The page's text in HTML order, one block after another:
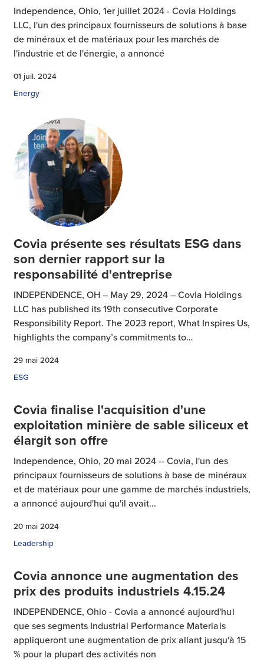
Independence, Ohio, 1er juillet 2024 - Covia Holdings
LLC, l'un des principaux fournisseurs de solutions à base
de minéraux et de matériaux pour les marchés de
l'industrie et de l'énergie, a annoncé
01 juil. 2024
Energy
Covia présente ses résultats ESG dans
son dernier rapport sur la
responsabilité d'entreprise
INDEPENDENCE, OH – May 29, 2024 – Covia Holdings
LLC has published its 19th consecutive Corporate
Responsibility Report. The 2023 report, What Inspires Us,
highlights the company’s commitments to…
29 mai 2024
ESG
Covia finalise l'acquisition d'une
exploitation minière de sable siliceux et
élargit son offre
Independence, Ohio, 20 mai 2024 -- Covia, l'un des
principaux fournisseurs de solutions à base de minéraux
et de matériaux pour une gamme de marchés industriels,
a annoncé aujourd'hui qu'il avait...
20 mai 2024
Leadership
Covia annonce une augmentation des
prix des produits industriels 4.15.24
INDEPENDENCE, Ohio - Covia a annoncé aujourd'hui
que ses segments Industrial Performance Materials
appliqueront une augmentation de prix allant jusqu'à 15
% pour la plupart des activités non